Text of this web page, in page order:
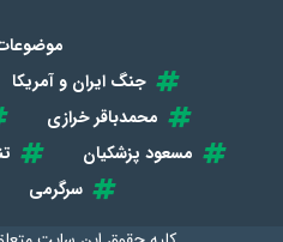
جنگ ایران و آمریکا
محمدباقر خرازی
مسعود پزشکیان
سرگرمی